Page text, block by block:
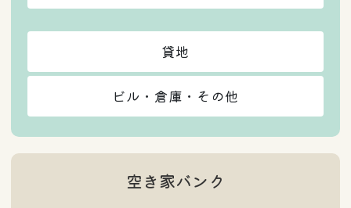
貸地
ビル・倉庫・その他
空き家バンク